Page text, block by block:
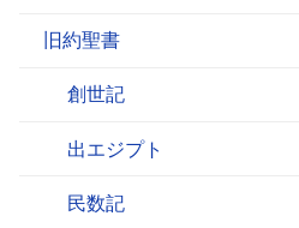
旧約聖書
創世記
出エジプト
民数記